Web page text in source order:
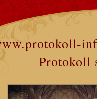
Protokoll